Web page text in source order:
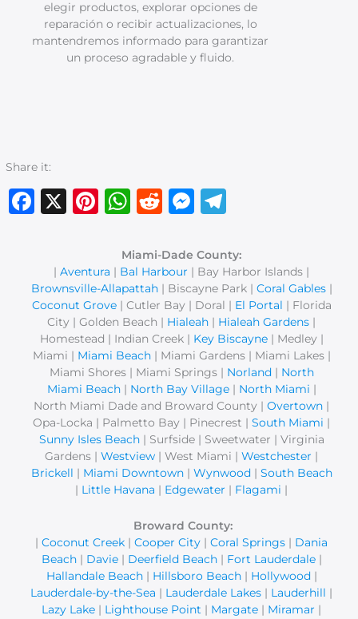
elegir productos, explorar opciones de
reparación o recibir actualizaciones, lo
mantendremos informado para garantizar
un proceso agradable y fluido.
Share it:
Facebook
X Pinterest
WhatsApp
RedditMessenger
Miami-Dade County:
| Aventura | Bal Harbour | Bay Harbor Islands |
Brownsville-Allapattah| Biscayne Park | Coral Gables|
Coconut Grove| Cutler Bay | Doral | El Portal | Florida
City | Golden Beach | Hialeah | Hialeah Gardens |
Homestead | Indian Creek | Key Biscayne| Medley |
Miami | Miami Beach| Miami Gardens | Miami Lakes |
Miami Shores | Miami Springs | Norland | North
Miami Beach| North Bay Village| North Miami |
North Miami Dade and Broward County | Overtown |
Opa-Locka | Palmetto Bay | Pinecrest | South Miami |
Sunny Isles Beach| Surfside | Sweetwater | Virginia
Gardens | Westview | West Miami | Westchester |
Brickell | Miami Downtown| Wynwood | South Beach
| Little Havana | Edgewater | Flagami |
Broward County:
| Coconut Creek | Cooper City | Coral Springs | Dania
Beach| Davie| Deerfield Beach| Fort Lauderdale|
Hallandale Beach| Hillsboro Beach| Hollywood |
Lauderdale-by-the-Sea | Lauderdale Lakes | Lauderhill |
Lazy Lake | Lighthouse Point | Margate | Miramar |